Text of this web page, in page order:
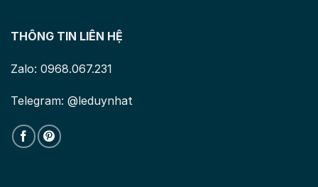
THÔNG TIN LIÊN HỆ
Zalo: 0968.067.231
Telegram: @leduynhat